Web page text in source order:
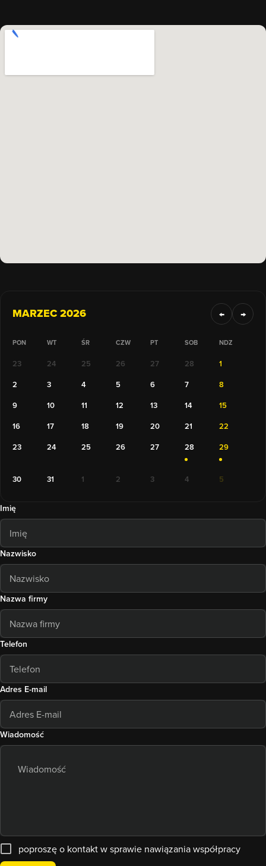
MARZEC 2026 ← →
PON WT ŚR CZW PT SOB NDZ
23 24 25 26 27 28
1
2
3 4 5 6 7
8
9
10 11 12 13 14
15
16
17 18 19 20 21
22
23
24 25 26 27 28 29
30 31 1 2 3 4 5
Imię
Nazwisko
Nazwa firmy
Telefon
Adres E-mail
Wiadomość
poproszę o kontakt w sprawie nawiązania współpracy